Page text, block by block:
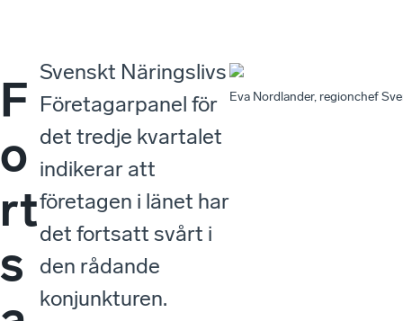
F
o
rt
s
Svenskt Näringslivs
Företagarpanel för
det tredje kvartalet
indikerar att
företagen i länet har
det fortsatt svårt i
den rådande
konjunkturen.
Eva Nordlander, regionchef